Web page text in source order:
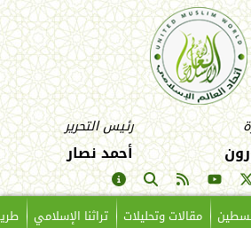
رئيس التحرير
أحمد نصار
مقالات وتحليلات تراثنا الإسلامي